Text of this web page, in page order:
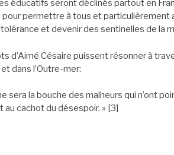
éducatifs seront déclinés partout en
pour permettre à tous et particulièrement
et devenir des sentinelles de la
d’Aimé Césaire puissent résonner à
dans l’Outre-mer:
sera la bouche des malheurs qui n’ont
au cachot du désespoir. » [3]